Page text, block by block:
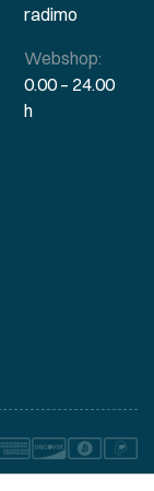
radimo
Webshop:
0.00 – 24.00
h